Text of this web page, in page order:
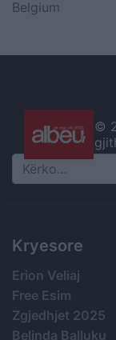
Belgium
©
Search
Kryesore
Erion Veliaj
Free Esim
Zgjedhjet 2025
Belinda Balluku